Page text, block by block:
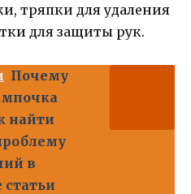
тряпки для удаления
для защиты рук.
Почему
найти
в